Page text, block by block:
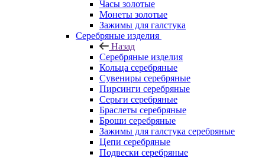
Часы золотые
Монеты золотые
Зажимы для галстука
Серебряные изделия
Назад
Серебряные изделия
Кольца серебряные
Сувениры серебряные
Пирсинги серебряные
Серьги серебряные
Браслеты серебряные
Броши серебряные
Зажимы для галстука серебряные
Цепи серебряные
Подвески серебряные